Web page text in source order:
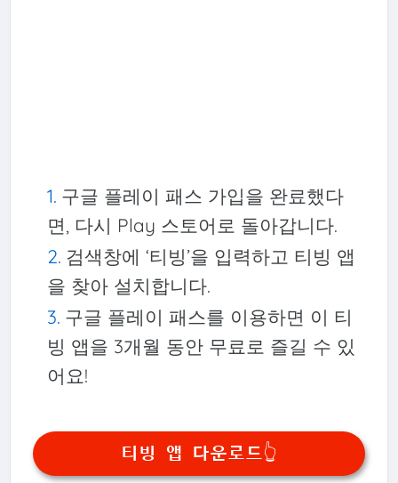
구글 플레이 패스 가입을 완료했다
면, 다시 Play 스토어로 돌아갑니다.
검색창에 ‘티빙’을 입력하고 티빙 앱
을 찾아 설치합니다.
구글 플레이 패스를 이용하면 이 티
빙 앱을 3개월 동안 무료로 즐길 수 있
어요!
티빙 앱 다운로드👆